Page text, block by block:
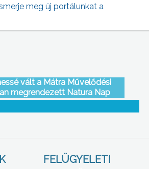
vált a Mátra Művelődési
megrendezett Natura Nap
FELÜGYELETI
meg új portálunkat a